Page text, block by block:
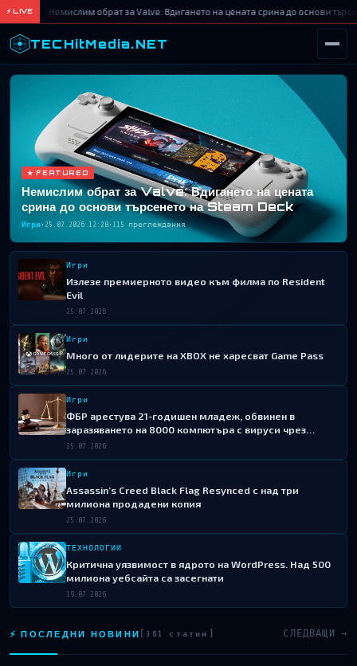
⚡ LIVE Немислим обрат за Valve: Вдигането на цената срина до основи
TECHitMedia.NET
ТЪРСИ
★ FEATURED
Немислим обрат за Valve: Вдигането на цената
срина до основи търсенето на Steam Deck
Игри• 25.07.2026 12:28• 115 преглеждания
Игри
Излезе премиерното видео към филма по Resident
Evil
25.07.2026
Игри
Много от лидерите на XBOX не харесват Game Pass
25.07.2026
Игри
ФБР арестува 21-годишен младеж, обвинен в
заразяването на 8000 компютъра с вируси чрез
фалшиви игри в Steam
25.07.2026
Игри
Assassin’s Creed Black Flag Resynced с над три
милиона продадени копия
25.07.2026
ТЕХНОЛОГИИ
Критична уязвимост в ядрото на WordPress. Над 500
милиона уебсайта са засегнати
19.07.2026
⚡ ПОСЛЕДНИ НОВИНИ [361 статии] СЛЕДВАЩИ →